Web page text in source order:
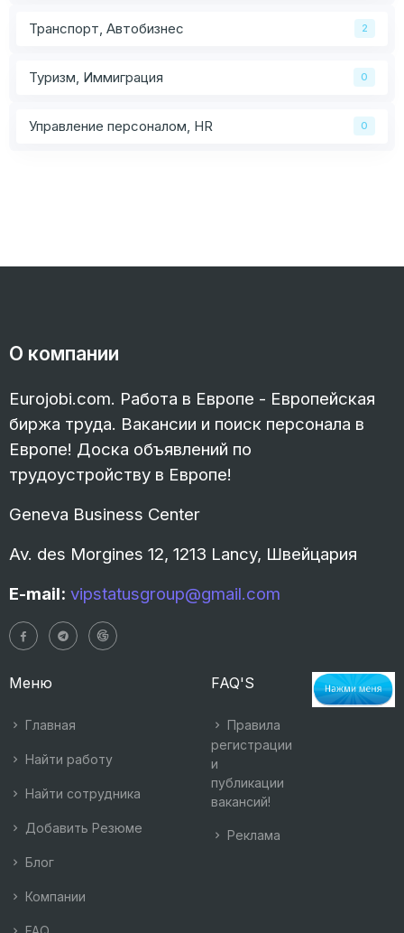
Транспорт, Автобизнес 2
Туризм, Иммиграция 0
Управление персоналом, HR 0
О компании
Eurojobi.com. Работа в Европе - Европейская
биржа труда. Вакансии и поиск персонала в
Европе! Доска объявлений по
трудоустройству в Европе!
Geneva Business Center
Av. des Morgines 12, 1213 Lancy, Швейцария
E-mail: vipstatusgroup@gmail.com
Меню
Главная
Найти работу
Найти сотрудника
Добавить Резюме
Блог
Компании
FAQ'S
Правила
регистрации
и
публикации
вакансий!
Реклама